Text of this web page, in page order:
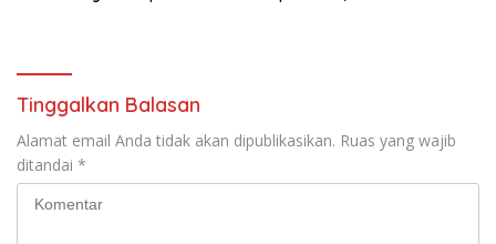
Tinggalkan Balasan
Alamat email Anda tidak akan dipublikasikan. Ruas yang wajib
ditandai *